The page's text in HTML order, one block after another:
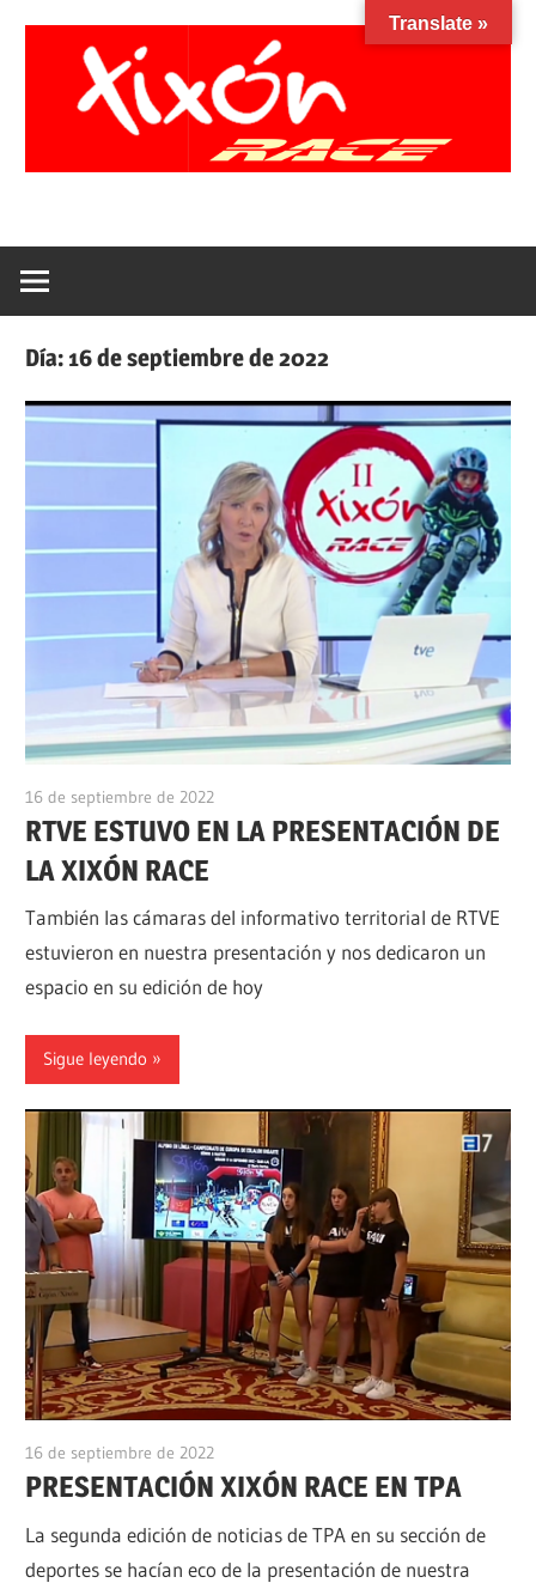
Día: 16 de septiembre de 2022
16 de septiembre de 2022
RTVE ESTUVO EN LA PRESENTACIÓN DE
LA XIXÓN RACE
También las cámaras del informativo territorial de RTVE
estuvieron en nuestra presentación y nos dedicaron un
espacio en su edición de hoy
Sigue leyendo
16 de septiembre de 2022
PRESENTACIÓN XIXÓN RACE EN TPA
La segunda edición de noticias de TPA en su sección de
deportes se hacían eco de la presentación de nuestra
Translate »